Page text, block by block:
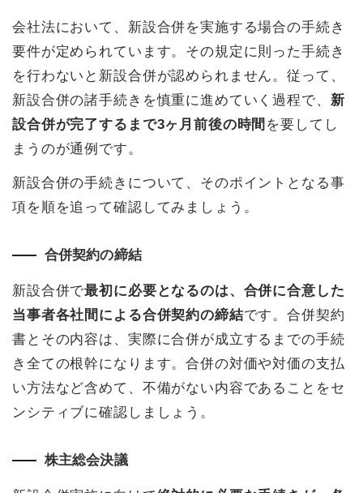
会社法において、新設合併を実施する場合の手続き
要件が定められています。その規定に則った手続き
を行わないと新設合併が認められません。従って、
新設合併の諸手続きを慎重に進めていく過程で、 新
設合併が完了するまで3ヶ月前後の時間 を要してし
まうのが通例です。
新設合併の手続きについて、そのポイントとなる事
項を順を追って確認してみましょう。
合併契約の締結
新設合併で最初に必要となるのは、合併に合意した
当事者各社間による合併契約の締結です。合併契約
書とその内容は、実際に合併が成立するまでの手続
き全ての根幹になります。合併の対価や対価の支払
い方法など含めて、不備がない内容であることをセ
ンシティブに確認しましょう。
株主総会決議